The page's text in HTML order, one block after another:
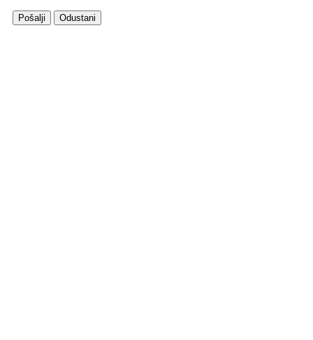
Pošalji Odustani